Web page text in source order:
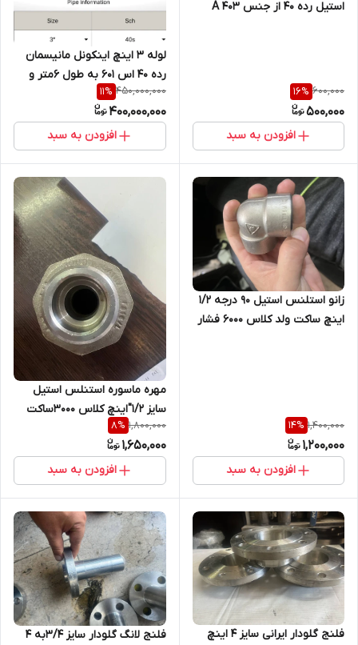
استیل رده 40 از جنس A 403
600,000
16%
500,000
افزودن به سبد
لوله ۳ اینچ اینکونل مانیسمان
رده ۴۰ اس ۶۰۱ به طول ۶متر و
وزن ۷۰.۷کیلوگرم
450,000,000
11%
400,000,000
افزودن به سبد
زانو استلنس استیل 90 درجه 1/2
اینچ ساکت ولد کلاس 6000 فشار
1,400,000
14%
1,200,000
افزودن به سبد
مهره ماسوره استنلس استیل
سایز 1/2"اینچ کلاس 3000ساکت
ولد از جنس SA182F316L
1,800,000
8%
1,650,000
افزودن به سبد
فلنج گلودار ایرانی سایز 4 اینچ
فلنج لانگ گلودار سایز 3/4به 4